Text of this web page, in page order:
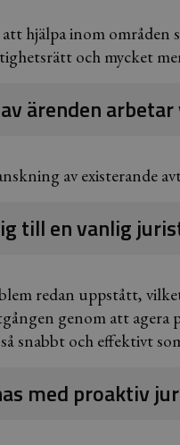
hjälpa inom
och mycket
ärenden arbetar
av existerande
till en vanlig
redan uppstått,
genom att
snabbt och effektivt
med proaktiv